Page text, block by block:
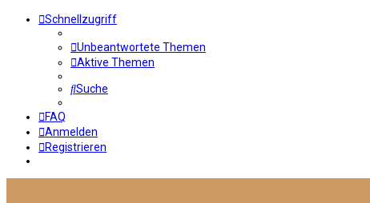
Schnellzugriff
Unbeantwortete Themen
Aktive Themen
Suche
FAQ
Anmelden
Registrieren